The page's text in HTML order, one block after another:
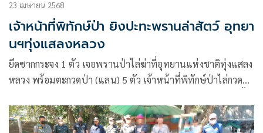
23 เมษายน 2568
เจ้าหน้าที่พิทักษ์ป่า ยิงปะทะพรานล่าสัตว์ อุทยา
นฯทุ่งแสลงหลวง
ยึดซากกระจง 1 ตัว เจอพรานป่าไล่ฆ่าที่อุทยานแห่งชาติทุ่งแสลง
หลวง พร้อมตะกวดป่า (แลน) 5 ตัว เจ้าหน้าที่พิทักษ์ป่าไล่กวด
ซากสัตว์ป่าสงวนเพียบ